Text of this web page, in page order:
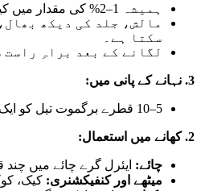
ہمیشہ 1–2% کی مقدار میں کیریئر آئل (جیسے ناریل یا جوجوبا آئل) میں ملا کر لگائیں۔
مالش، جلد کی دیکھ
سکتا ہے۔
لگانے کے بعد براہِ
3. نہانے کے پانی میں:
5–10 قطرے برگموت تیل کو ایک کھانے کے چمچ کیریئر آئل یا باتھ ملک میں ملا کر گرم پانی میں ڈالیں۔
2. کھانے میں استعمال:
چائے: ایئرل گرے چائے میں
میٹھے اور کنفیکشنری: کیک،